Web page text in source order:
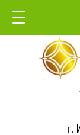
г.